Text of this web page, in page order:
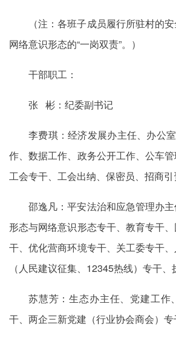
（注：各班子成员履行所驻村的
网络意识形态的“一岗双责”。）
干部职工：
张 彬：纪委副书记
李费琪：经济发展办主任、办公
作、数据工作、政务公开工作、公车管
工会专干、工会出纳、保密员、招商
邵逸凡：平安法治和应急管理办
形态与网络意识形态专干、教育专干
干、优化营商环境专干、关工委专干
（人民建议征集、12345热线）专干、
苏慧芳：生态办主任、党建工作
干、两企三新党建（行业协会商会）专